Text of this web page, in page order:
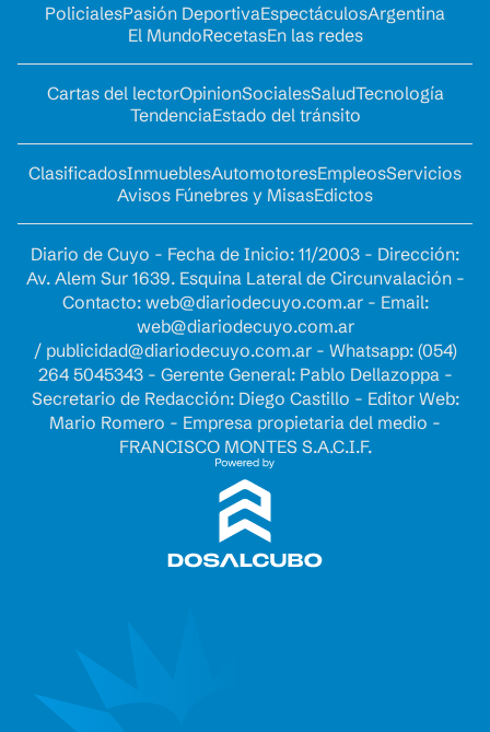
PolicialesPasión DeportivaEspectáculosArgentina
El MundoRecetasEn las redes
Cartas del lectorOpinionSocialesSaludTecnología
TendenciaEstado del tránsito
ClasificadosInmueblesAutomotoresEmpleosServicios
Avisos Fúnebres y MisasEdictos
Diario de Cuyo - Fecha de Inicio: 11/2003 - Dirección:
Av. Alem Sur 1639. Esquina Lateral de Circunvalación -
Contacto: web@diariodecuyo.com.ar- Email:
web@diariodecuyo.com.ar
/ publicidad@diariodecuyo.com.ar- Whatsapp: (054)
264 5045343 - Gerente General: Pablo Dellazoppa -
Secretario de Redacción: Diego Castillo - Editor Web:
Mario Romero - Empresa propietaria del medio -
FRANCISCO MONTES S.A.C.I.F.